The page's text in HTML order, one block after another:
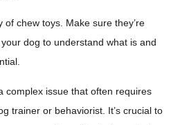
of chew toys. Make sure they’re
dog to understand what is and
complex issue that often requires
trainer or behaviorist. It’s crucial to